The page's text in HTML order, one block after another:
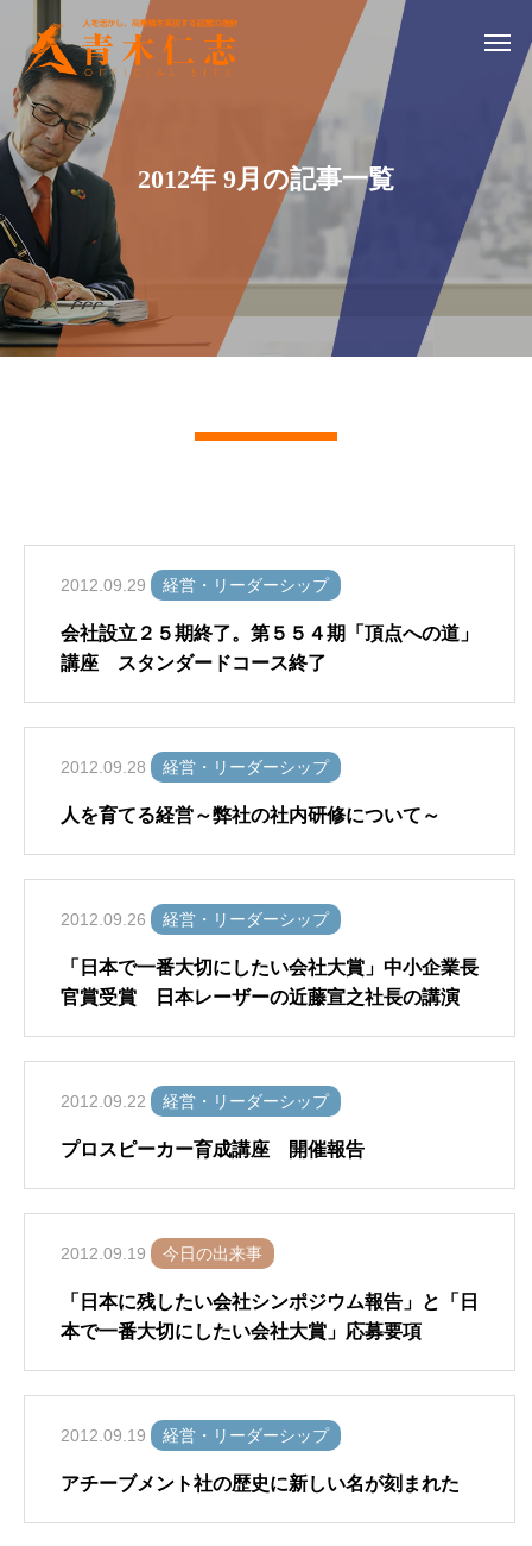
2012年 9月の記事一覧
2012.09.29 経営・リーダーシップ
会社設立２５期終了。第５５４期「頂点への道」
講座 スタンダードコース終了
2012.09.28 経営・リーダーシップ
人を育てる経営～弊社の社内研修について～
2012.09.26 経営・リーダーシップ
「日本で一番大切にしたい会社大賞」中小企業長
官賞受賞 日本レーザーの近藤宣之社長の講演
2012.09.22 経営・リーダーシップ
プロスピーカー育成講座 開催報告
2012.09.19 今日の出来事
「日本に残したい会社シンポジウム報告」と「日
本で一番大切にしたい会社大賞」応募要項
2012.09.19 経営・リーダーシップ
アチーブメント社の歴史に新しい名が刻まれた